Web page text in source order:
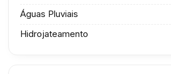
Águas Pluviais
Hidrojateamento